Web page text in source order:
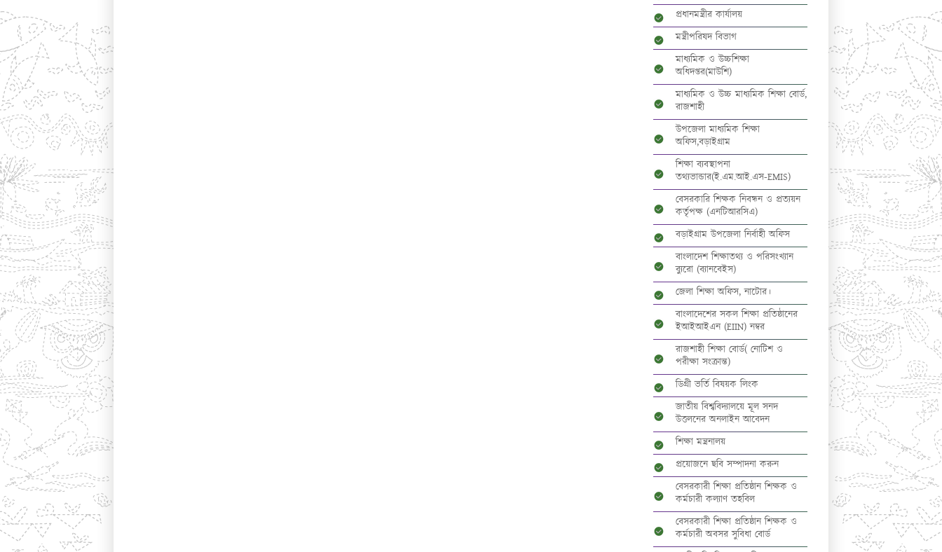
প্রধানমন্ত্রীর কার্যালয়
মন্ত্রীপরিষদ বিভাগ
মাধ্যমিক ও উচ্চশিক্ষা
অধিদপ্তর(মাউশি)
মাধ্যমিক ও উচ্চ মাধ্যমিক শিক্ষা বোর্ড,
রাজশাহী
উপজেলা মাধ্যমিক শিক্ষা
অফিস,বড়াইগ্রাম
শিক্ষা ব্যবস্থাপনা
তথ্যভান্ডার(ই.এম.আই.এস-EMIS)
বেসরকারি শিক্ষক নিবন্ধন ও প্রত্যয়ন
কর্তৃপক্ষ (এনটিআরসিএ)
বড়াইগ্রাম উপজেলা নির্বাহী অফিস
বাংলাদেশ শিক্ষাতথ্য ও পরিসংখ্যান
ব্যুরো (ব্যানবেইস)
জেলা শিক্ষা অফিস, নাটোর।
বাংলাদেশের সকল শিক্ষা প্রতিষ্ঠানের
ইআইআইএন (EIIN) নম্বর
রাজশাহী শিক্ষা বোর্ড( নোটিশ ও
পরীক্ষা সংক্রান্ত)
ডিগ্রী ভর্তি বিষয়ক লিংক
জাতীয় বিশ্ববিদ্যালয়ে মূল সনদ
উত্তলনের অনলাইন আবেদন
শিক্ষা মন্ত্রনালয়
প্রয়োজনে ছবি সম্পাদনা করুন
বেসরকারী শিক্ষা প্রতিষ্ঠান শিক্ষক ও
কর্মচারী কল্যাণ তহবিল
বেসরকারী শিক্ষা প্রতিষ্ঠান শিক্ষক ও
কর্মচারী অবসর সুবিধা বোর্ড